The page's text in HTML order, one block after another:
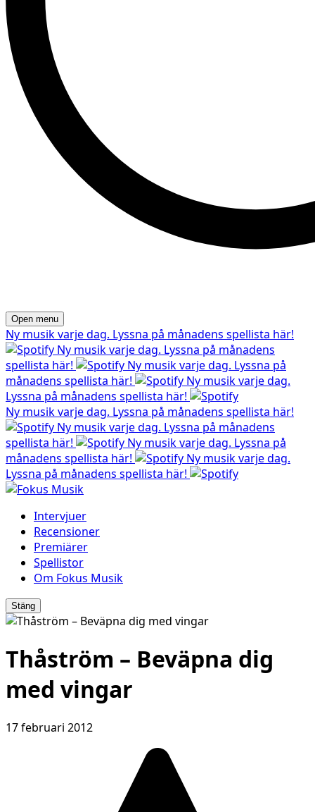
Open menu
Ny musik varje dag. Lyssna på månadens spellista här!
Ny musik varje dag. Lyssna på månadens
spellista här!
Ny musik varje dag. Lyssna på
månadens spellista här!
Ny musik varje dag.
Lyssna på månadens spellista här!
Ny musik varje dag. Lyssna på månadens spellista här!
Ny musik varje dag. Lyssna på månadens
spellista här!
Ny musik varje dag. Lyssna på
månadens spellista här!
Ny musik varje dag.
Lyssna på månadens spellista här!
Intervjuer
Recensioner
Premiärer
Spellistor
Om Fokus Musik
Stäng
Thåström – Beväpna dig
med vingar
17 februari 2012